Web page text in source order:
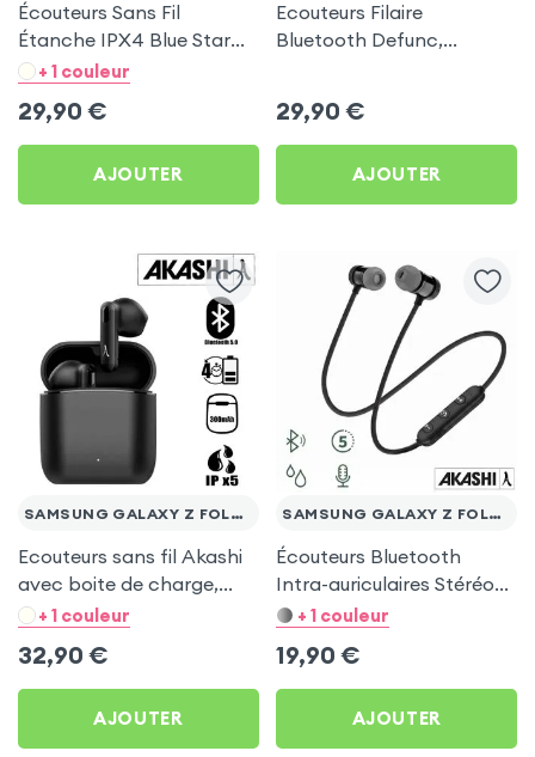
Écouteurs Sans Fil
Étanche IPX4 Blue Star
Noir pour Samsung
+ 1 couleur
29,90 €
AJOUTER
Ecouteurs Filaire
Bluetooth Defunc,
Microphone, Autonomie
5h - Rose pour Samsung
Galaxy Z Fold 5
29,90 €
AJOUTER
SAMSUNG GALAXY Z FOLD 5
Ecouteurs sans fil Akashi
avec boite de charge,
Bluetooth 5.0 Autonomies
Samsung Galaxy Z Fold 5
+ 1 couleur
32,90 €
AJOUTER
SAMSUNG GALAXY Z FOLD 5
Écouteurs Bluetooth
Intra-auriculaires Stéréo
HD Audio , Akashi - Noir
Fold 5
+ 1 couleur
19,90 €
AJOUTER